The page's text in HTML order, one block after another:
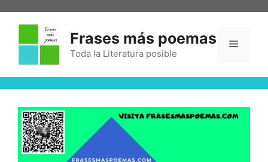
Frases más poemas
Toda la Literatura posible